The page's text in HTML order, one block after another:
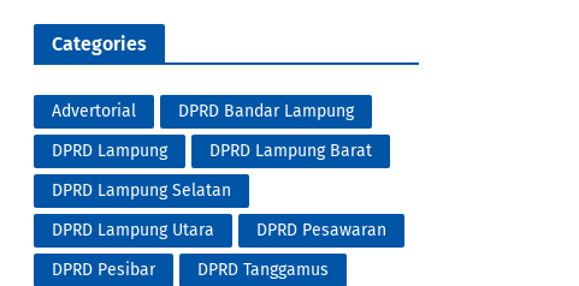
Categories
Advertorial
DPRD Bandar Lampung
DPRD Lampung
DPRD Lampung Barat
DPRD Lampung Selatan
DPRD Lampung Utara
DPRD Pesawaran
DPRD Pesibar
DPRD Tanggamus